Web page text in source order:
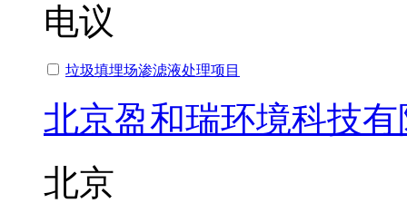
电议
垃圾填埋场渗滤液处理项目
北京盈和瑞环境科技
北京